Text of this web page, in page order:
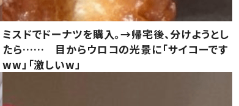
ミスドでドーナツを購入。→帰宅後、分けようとし
たら…… 目からウロコの光景に「サイコーです
ww」「激しいw」